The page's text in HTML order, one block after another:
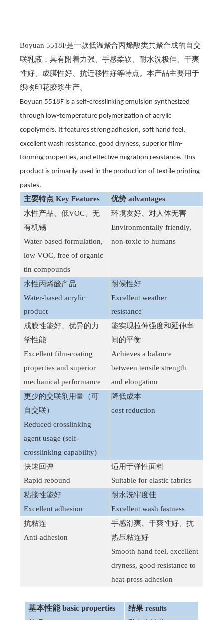
关于我们
公司概况
企业文化
水性树脂系列
固浆粘合剂/水浆系列
台板胶系列
热固油墨
国内网络
人力资源
人才理念
人才储备
新闻资讯
联系我们
联系我们
Boyuan 5518F是一款低温聚合丙烯酸类共聚合成的自交
联乳液，具有附着力强、手感柔软、耐水洗极佳、干爽
性好、成膜性好、抗迁移性好等特点。本产品主要用于
织物印花胶浆生产。
Boyuan 5518F is a self-crosslinking emulsion synthesized
through low-temperature polymerization of acrylic
copolymers. It features strong adhesion, soft hand feel,
excellent wash resistance, good dryness, superior film-
forming properties, and effective migration resistance. This
product is primarily used in the production of textile printing
pastes.
主要特点 Key Features 优势 advantages
水性产品、低VOC、无
有机锡
Water-based formulation,
low VOC, free of organic
tin compounds
环境友好、对人体无害
Environmentally friendly,
non-toxic to humans
水性丙烯酸产品
Water-based acrylic
product
耐候性好
Excellent weather
resistance
成膜性能好、优异的力
学性能
Excellent film-coating
properties and superior
mechanical performance
能实现拉伸强度和延伸率
间的平衡
Achieves a balance
between tensile strength
and elongation
更少的交联剂用量（可
自交联）
Reduced crosslinking
agent usage (self-
crosslinking capability)
降低成本
cost reduction
快速回弹
Rapid rebound
适用于弹性面料
Suitable for elastic fabrics
粘接性能好
Excellent adhesion
耐水洗牢度佳
Excellent wash fastness
抗粘连
Anti-adhesion
手感滑爽、干爽性好、抗
热压粘连好
Smooth hand feel, excellent
dryness, good resistance to
heat-press adhesion
基本性能basic properties 结果 results